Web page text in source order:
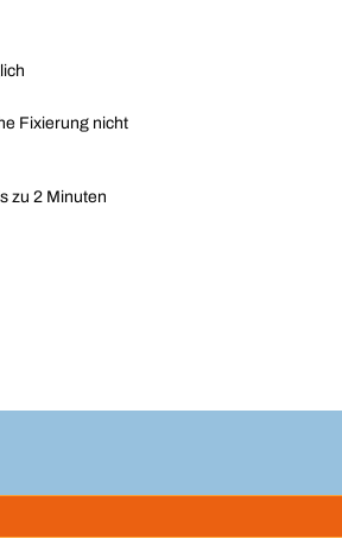
Fixierung nicht
zu 2 Minuten